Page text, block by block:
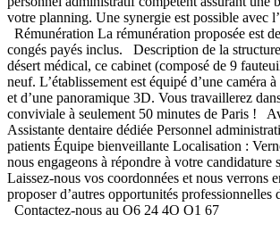
votre planning. Une synergie est possible avec
Rémunération La rémunération proposée est
congés payés inclus. Description de la
désert médical, ce cabinet (composé de 9
neuf. L’établissement est équipé d’une caméra
et d’une panoramique 3D. Vous travaillerez
conviviale à seulement 50 minutes de Paris !
Assistante dentaire dédiée Personnel
patients Équipe bienveillante Localisation :
nous engageons à répondre à votre candidature
Laissez-nous vos coordonnées et nous verrons
proposer d’autres opportunités professionnelles
Contactez-nous au O6 24 4O O1 67